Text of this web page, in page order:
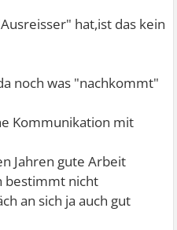
hat,ist das kein
noch was "nachkommt"
Kommunikation mit
Jahren gute Arbeit
bestimmt nicht
an sich ja auch gut